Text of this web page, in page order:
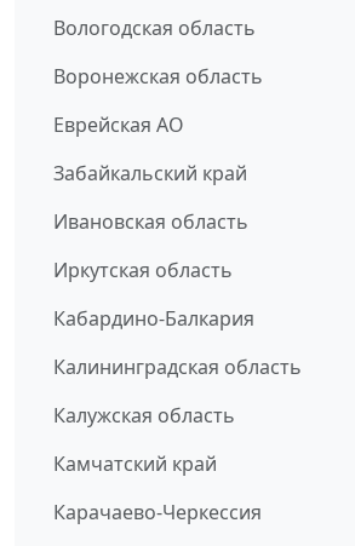
Вологодская область
Воронежская область
Еврейская АО
Забайкальский край
Ивановская область
Иркутская область
Кабардино-Балкария
Калининградская область
Калужская область
Камчатский край
Карачаево-Черкессия